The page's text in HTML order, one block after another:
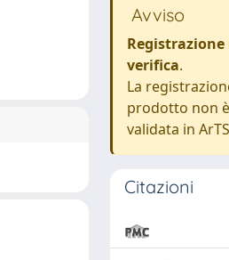
Avviso
Registrazione
verifica.
La
prodotto non
validata in
Citazioni